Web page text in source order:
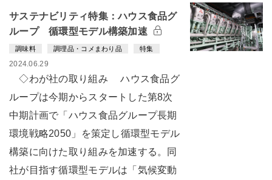
サステナビリティ特集：ハウス食品グ
ループ 循環型モデル構築加速
調味料 調理品・コメまわり品 特集
2024.06.29
◇わが社の取り組み ハウス食品グ
ループは今期からスタートした第8次
中期計画で「ハウス食品グループ長期
環境戦略2050」を策定し循環型モデル
構築に向けた取り組みを加速する。同
社が目指す循環型モデルは「気候変動